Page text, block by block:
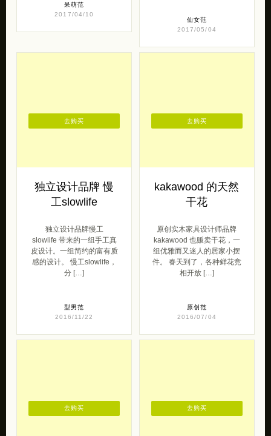
呆萌范
2017/04/10
仙女范
2017/05/04
独立设计品牌 慢
工slowlife
独立设计品牌慢工
slowlife 带来的一组手工真
皮设计。一组简约的富有质
感的设计。 慢工slowlife，
分 […]
型男范
2016/11/22
去购买
kakawood 的天然
干花
原创实木家具设计师品牌
kakawood 也贩卖干花，一
组优雅而又迷人的居家小摆
件。 春天到了，各种鲜花竞
相开放 […]
原创范
2016/07/04
去购买
去购买 去购买